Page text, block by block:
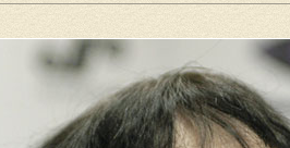
Философия, наука[71]
Повести, романы[348]
Галерея[144]
Другие жанры[543]
Все жанры [5613]